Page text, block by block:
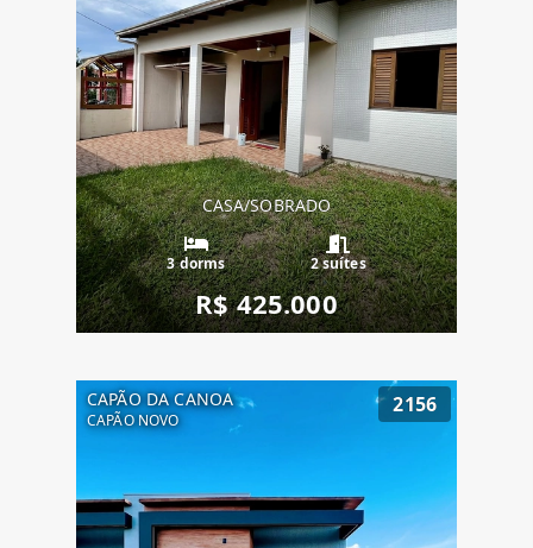
CASA/SOBRADO
3 dorms 2 suítes
R$ 425.000
CAPÃO DA CANOA
CAPÃO NOVO
2156